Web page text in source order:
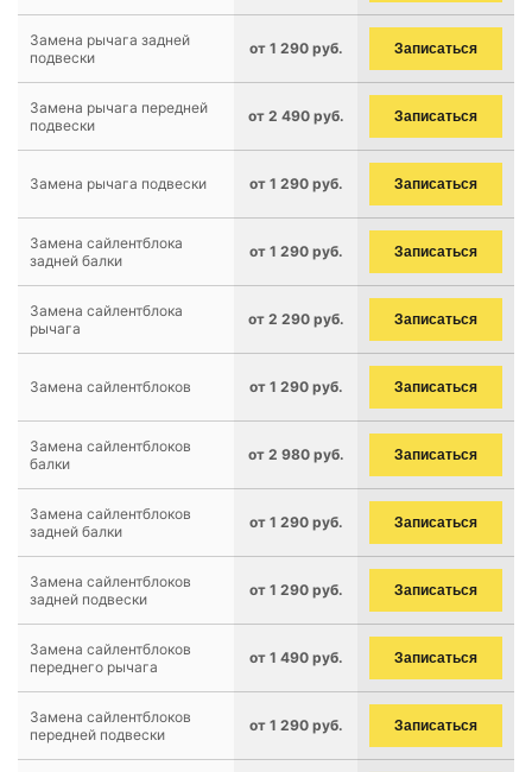
Замена рычага задней
подвески
от 1 290 руб. Записаться
Замена рычага передней
подвески
от 2 490 руб. Записаться
Замена рычага подвески от 1 290 руб. Записаться
Замена сайлентблока
задней балки
от 1 290 руб. Записаться
Замена сайлентблока
рычага
от 2 290 руб. Записаться
Замена сайлентблоков от 1 290 руб. Записаться
Замена сайлентблоков
балки
от 2 980 руб. Записаться
Замена сайлентблоков
задней балки
от 1 290 руб. Записаться
Замена сайлентблоков
задней подвески
от 1 290 руб. Записаться
Замена сайлентблоков
переднего рычага
от 1 490 руб. Записаться
Замена сайлентблоков
передней подвески
от 1 290 руб. Записаться